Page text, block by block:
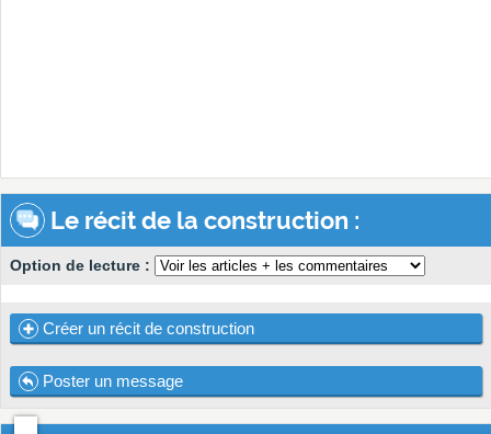
Le récit de la construction :
Option de lecture :
Créer un récit de construction
Poster un message